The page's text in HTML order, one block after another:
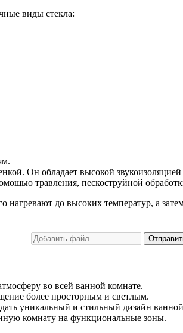
виды стекла:
Он обладает высокой звукоизоляцией
травления, пескоструйной
нагревают до высоких температур, а
во всей ванной комнате.
более просторным и светлым.
уникальный и стильный дизайн
комнату на функциональные зоны.